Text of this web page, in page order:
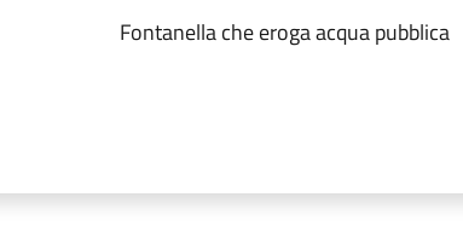
Fontanella che eroga acqua pubblica